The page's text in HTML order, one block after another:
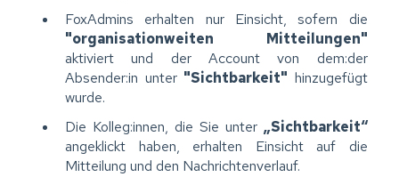
FoxAdmins erhalten nur Einsicht, sofern die
"organisationweiten Mitteilungen"
aktiviert und der Account von dem:der
Absender:in unter "Sichtbarkeit" hinzugefügt
wurde.
Die Kolleg:innen, die Sie unter „Sichtbarkeit“
angeklickt haben, erhalten Einsicht auf die
Mitteilung und den Nachrichtenverlauf.